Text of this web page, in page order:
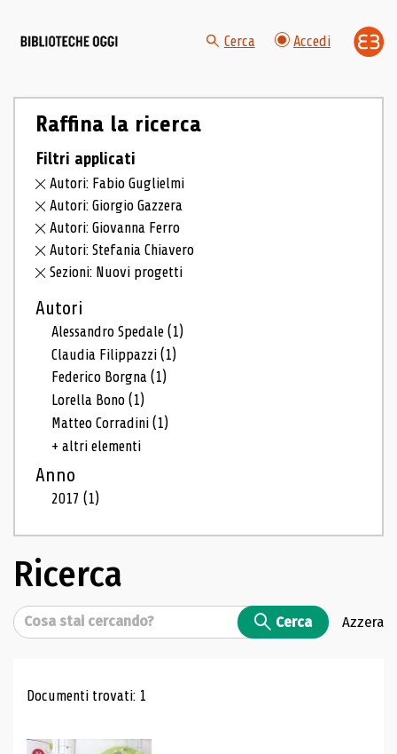
Cerca Accedi
Raffina la ricerca
Filtri applicati
Autori: Fabio Guglielmi
Autori: Giorgio Gazzera
Autori: Giovanna Ferro
Autori: Stefania Chiavero
Sezioni: Nuovi progetti
Autori
Alessandro Spedale(1)
Claudia Filippazzi(1)
Federico Borgna(1)
Lorella Bono(1)
Matteo Corradini(1)
+ altri elementi
Anno
2017(1)
Ricerca
Cerca Cerca Azzera
Risultati di ricerca
Documenti trovati: 1